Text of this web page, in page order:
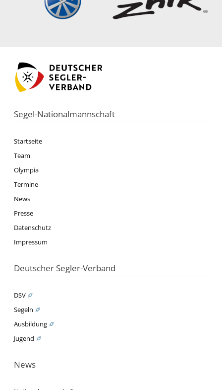
Segel-Nationalmannschaft
Startseite
Team
Olympia
Termine
News
Presse
Datenschutz
Impressum
Deutscher Segler-Verband
DSV
Segeln
Ausbildung
Jugend
News